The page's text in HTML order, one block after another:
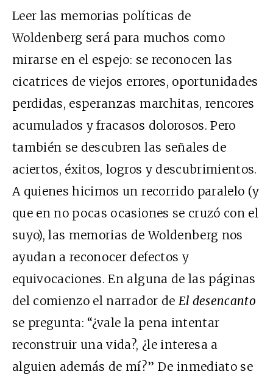
Leer las memorias políticas de
Woldenberg será para muchos como
mirarse en el espejo: se reconocen las
cicatrices de viejos errores, oportunidades
perdidas, esperanzas marchitas, rencores
acumulados y fracasos dolorosos. Pero
también se descubren las señales de
aciertos, éxitos, logros y descubrimientos.
A quienes hicimos un recorrido paralelo (y
que en no pocas ocasiones se cruzó con el
suyo), las memorias de Woldenberg nos
ayudan a reconocer defectos y
equivocaciones. En alguna de las páginas
del comienzo el narrador de El desencanto
se pregunta: “¿vale la pena intentar
reconstruir una vida?, ¿le interesa a
alguien además de mí?” De inmediato se